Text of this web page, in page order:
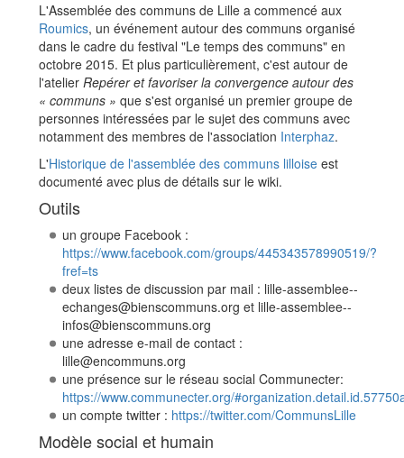
L'Assemblée des communs de Lille a commencé aux
Roumics, un événement autour des communs organisé
dans le cadre du festival "Le temps des communs" en
octobre 2015. Et plus particulièrement, c'est autour de
l'atelier Repérer et favoriser la convergence autour des
« communs » que s'est organisé un premier groupe de
personnes intéressées par le sujet des communs avec
notamment des membres de l'association Interphaz.
L'Historique de l'assemblée des communs lilloise est
documenté avec plus de détails sur le wiki.
Outils
un groupe Facebook :
https://www.facebook.com/groups/445343578990519/?
fref=ts
deux listes de discussion par mail : lille-assemblee--
echanges@bienscommuns.org et lille-assemblee--
infos@bienscommuns.org
une adresse e-mail de contact :
lille@encommuns.org
une présence sur le réseau social Communecter:
https://www.communecter.org/
un compte twitter : https://twitter.com/CommunsLille
Modèle social et humain